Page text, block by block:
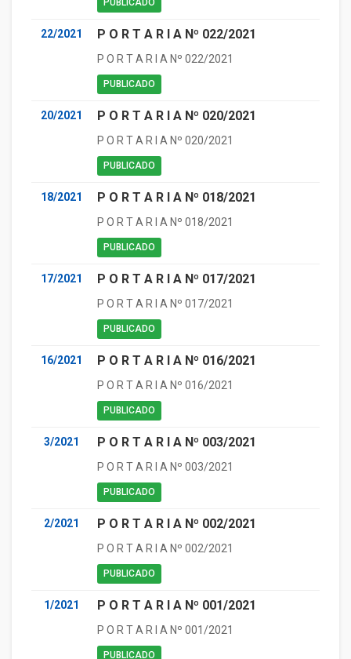
PUBLICADO
22/2021 P O R T A R I A Nº 022/2021
P O R T A R I A Nº 022/2021
PUBLICADO
20/2021 P O R T A R I A Nº 020/2021
P O R T A R I A Nº 020/2021
PUBLICADO
18/2021 P O R T A R I A Nº 018/2021
P O R T A R I A Nº 018/2021
PUBLICADO
17/2021 P O R T A R I A Nº 017/2021
P O R T A R I A Nº 017/2021
PUBLICADO
16/2021 P O R T A R I A Nº 016/2021
P O R T A R I A Nº 016/2021
PUBLICADO
3/2021 P O R T A R I A Nº 003/2021
P O R T A R I A Nº 003/2021
PUBLICADO
2/2021 P O R T A R I A Nº 002/2021
P O R T A R I A Nº 002/2021
PUBLICADO
1/2021 P O R T A R I A Nº 001/2021
P O R T A R I A Nº 001/2021
PUBLICADO